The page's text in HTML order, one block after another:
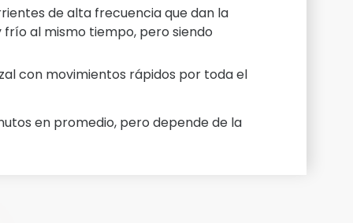
de alta frecuencia que dan la
al mismo tiempo, pero siendo
con movimientos rápidos por toda el
en promedio, pero depende de la